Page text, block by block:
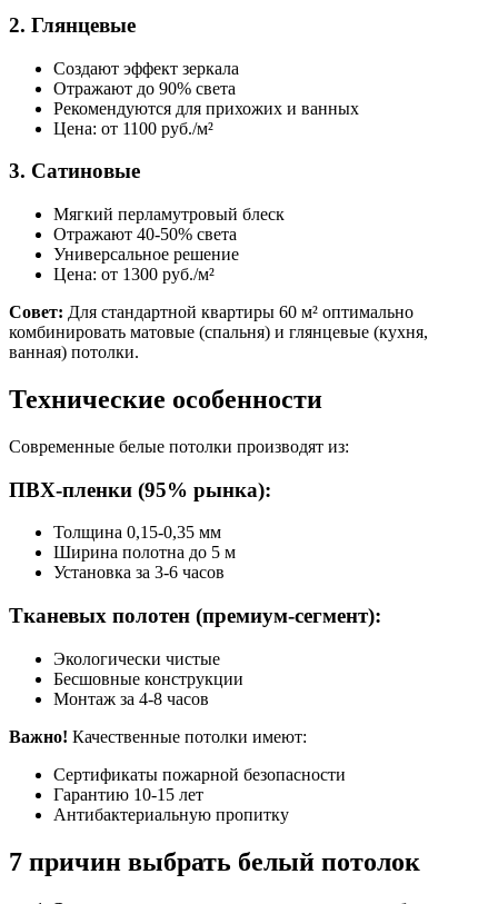
2. Глянцевые
Создают эффект зеркала
Отражают до 90% света
Рекомендуются для прихожих и ванных
Цена: от 1100 руб./м²
3. Сатиновые
Мягкий перламутровый блеск
Отражают 40-50% света
Универсальное решение
Цена: от 1300 руб./м²
Совет: Для стандартной квартиры 60 м² оптимально
комбинировать матовые (спальня) и глянцевые (кухня,
ванная) потолки.
Технические особенности
Современные белые потолки производят из:
ПВХ-пленки (95% рынка):
Толщина 0,15-0,35 мм
Ширина полотна до 5 м
Установка за 3-6 часов
Тканевых полотен (премиум-сегмент):
Экологически чистые
Бесшовные конструкции
Монтаж за 4-8 часов
Важно! Качественные потолки имеют:
Сертификаты пожарной безопасности
Гарантию 10-15 лет
Антибактериальную пропитку
7 причин выбрать белый потолок